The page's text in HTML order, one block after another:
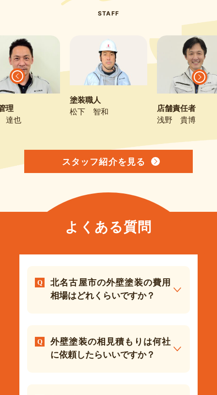
STAFF
理
達也
塗装職人
松下 智和
店舗責任者
浅野 貴博
スタッフ紹介を見る
よくある質問
北名古屋市の外壁塗装の費用
相場はどれくらいですか？
外壁塗装の相見積もりは何社
に依頼したらいいですか？